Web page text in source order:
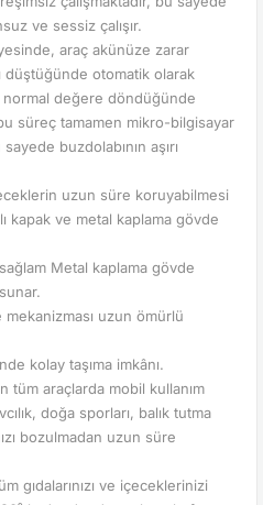
ve sessiz çalışır.
araç akünüze zarar
düştüğünde otomatik olarak
normal değere döndüğünde
süreç tamamen mikro-bilgisayar
buzdolabının aşırı
uzun süre koruyabilmesi
kapak ve metal kaplama gövde
sağlam Metal kaplama gövde
mekanizması uzun ömürlü
kolay taşıma imkânı.
tüm araçlarda mobil kullanım
doğa sporları, balık tutma
bozulmadan uzun süre
gıdalarınızı ve içeceklerinizi